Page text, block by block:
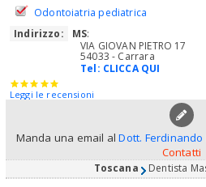
Odontoiatria pediatrica
Indirizzo:
MS:
VIA GIOVAN PIETRO 17
54033 - Carrara
Tel: CLICCA QUI
Leggi le recensioni
Manda una email alDott. Ferdinando
Contatti
Toscana Dentista